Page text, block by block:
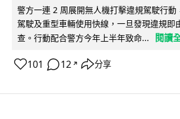
警方一連 2 周展開無人機打擊違規駕駛行動
駕駛及重型車輛使用快線，一旦發現違規即
查。行動配合警方今年上半年致命...
閱讀
101 12 ↗ 分享